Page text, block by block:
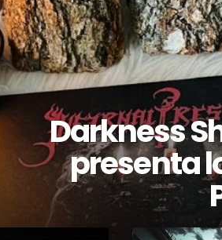
Darkness
presenta